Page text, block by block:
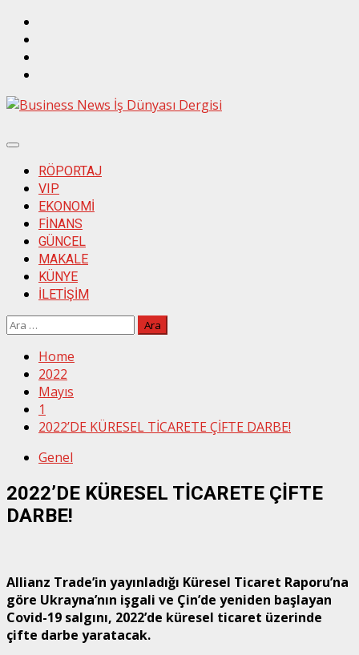
Skip
content
Primary
MenuRÖPORTAJ
VIP
EKONOMİ
FİNANS
GÜNCEL
MAKALE
KÜNYE
İLETİŞİM
Arama:
Home
2022
Mayıs
1
2022’DE KÜRESEL TİCARETE ÇİFTE DARBE!
Genel
2022’DE KÜRESEL TİCARETE ÇİFTE
DARBE!
Allianz Trade’in yayınladığı Küresel Ticaret Raporu’na
göre Ukrayna’nın işgali ve Çin’de yeniden başlayan
Covid-19 salgını, 2022’de küresel ticaret üzerinde
çifte darbe yaratacak.